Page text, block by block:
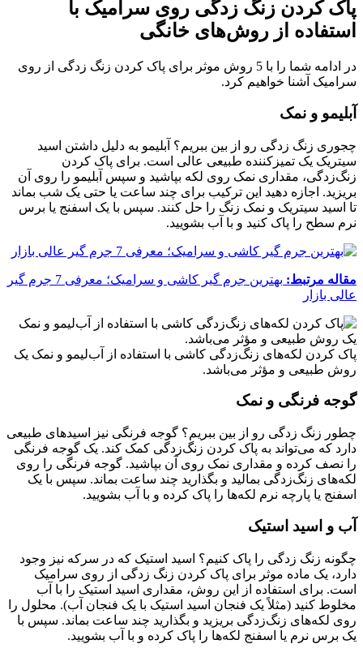
پاک کردن زنگ زدگی روی سرامیک با
استفاده از روش‌های خانگی
در ادامه شما را با 5 روش موثر برای پاک کردن زنگ‌ زدگی از روی
سرامیک آشنا خواهیم کرد.
آبلیمو و نمک
چجوری زنگ زدگی رو از بین ببریم؟ آبلیمو به دلیل داشتن اسید
سیتریک یک تمیزکننده طبیعی عالی است. برای پاک کردن
زنگ‌زدگی، مقداری نمک روی لکه بپاشید و سپس آبلیمو را روی آن
بریزید. اجازه دهید این ترکیب برای چند ساعت یا حتی یک شب بماند
تا اسید سیتریک و نمک زنگ را حل کنند. سپس با یک اسفنج یا برس
نرم سطح را پاک کنید و با آب بشویید.
مقاله مرتبط:
بهترین جرم گیر کاشی و سرامیک؛ معرفی 7 جرم‌ گیر
عالی بازار
پاک کردن لکه‌های زنگ‌زدگی کاشی با استفاده از آب‌لیمو و نمک یک
روش طبیعی و مؤثر می‌باشد.
گوجه فرنگی و نمک
چطور زنگ زدگی رو از بین ببریم؟ گوجه فرنگی نیز اسیدهای طبیعی
دارد که می‌تواند به پاک کردن زنگ‌زدگی کمک کند. یک گوجه فرنگی
را نصف کرده و مقداری نمک روی آن بپاشید. گوجه فرنگی را روی
لکه‌های زنگ‌زدگی بمالید و بگذارید چند ساعت بماند. سپس با یک
اسفنج یا پارچه نرم لکه‌ها را پاک کرده و با آب بشویید.
آب و اسید استیک
چگونه زنگ زدگی را پاک کنیم؟ اسید استیک که در سرکه نیز وجود
دارد، یک ماده موثر برای پاک کردن زنگ زدگی از روی سرامیک
است. برای استفاده از این روش، مقداری اسید استیک را با آب
مخلوط کنید (مثلاً یک فنجان اسید استیک با یک فنجان آب). محلول را
روی لکه‌های زنگ‌زدگی بریزید و بگذارید چند ساعت بماند. سپس با
یک برس نرم یا اسفنج لکه‌ها را پاک کرده و با آب بشویید.